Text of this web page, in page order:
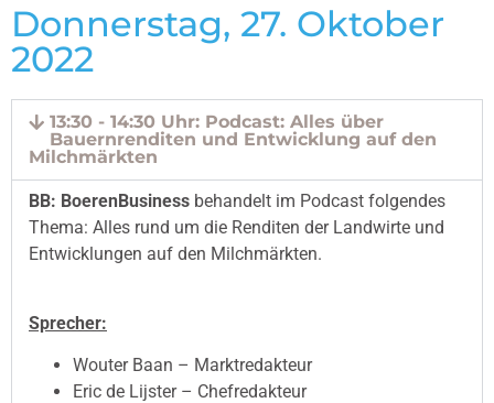
Donnerstag, 27. Oktober
2022
13:30 - 14:30 Uhr: Podcast: Alles über
Bauernrenditen und Entwicklung auf den
Milchmärkten
BB: BoerenBusiness behandelt im Podcast folgendes
Thema: Alles rund um die Renditen der Landwirte und
Entwicklungen auf den Milchmärkten.
Sprecher:
Wouter Baan – Marktredakteur
Eric de Lijster – Chefredakteur